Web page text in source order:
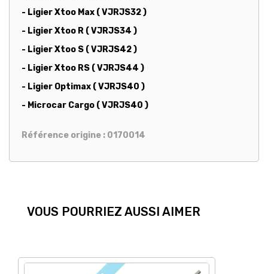
- Ligier Xtoo Max ( VJRJS32 )
- Ligier Xtoo R ( VJRJS34 )
- Ligier Xtoo S ( VJRJS42 )
- Ligier Xtoo RS ( VJRJS44 )
- Ligier Optimax ( VJRJS40 )
- Microcar Cargo ( VJRJS40 )
Référence origine : 0170014
VOUS POURRIEZ AUSSI AIMER